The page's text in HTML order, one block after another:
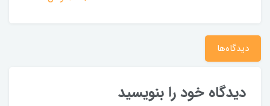
دیدگاه‌ها
دیدگاه خود را بنویسید